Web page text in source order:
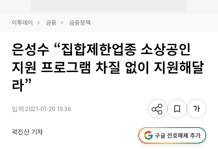
이투데이 금융 금융정책
은성수 “집합제한업종 소상공인
지원 프로그램 차질 없이 지원해달
라”
입력 2021-01-20 15:36
곽진산 기자 구글 선호매체 추가